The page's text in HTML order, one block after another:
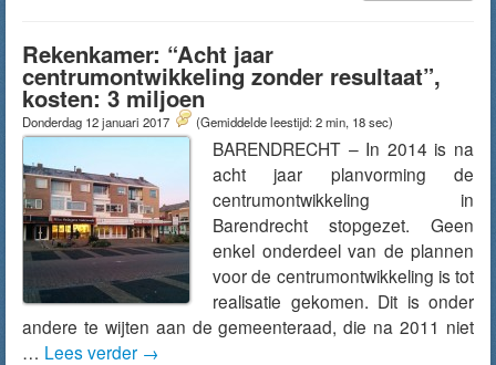
Rekenkamer: “Acht jaar
centrumontwikkeling zonder resultaat”,
kosten: 3 miljoen
Donderdag 12 januari 2017 (Gemiddelde leestijd: 2 min, 18 sec)
BARENDRECHT – In 2014 is na
acht jaar planvorming de
centrumontwikkeling in
Barendrecht stopgezet. Geen
enkel onderdeel van de plannen
voor de centrumontwikkeling is tot
realisatie gekomen. Dit is onder
andere te wijten aan de gemeenteraad, die na 2011 niet
… Lees verder →